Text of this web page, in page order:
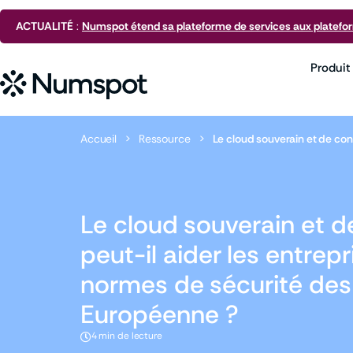
ACTUALITÉ : Numspot étend sa plateforme de services aux
Produit
Accueil > Ressource > Le cloud souverain et de
Le cloud souverain et
peut-il aider les
normes de sécurité
Européenne ?
4 min de lecture